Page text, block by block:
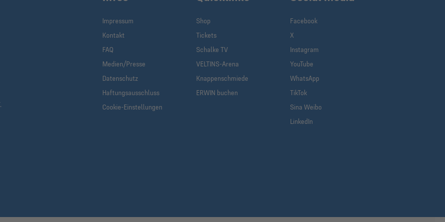
Impressum
Kontakt
FAQ
Medien/Presse
Datenschutz
Haftungsausschluss
Cookie-Einstellungen
Shop
Tickets
Schalke TV
VELTINS-Arena
Knappenschmiede
ERWIN buchen
Facebook
X
Instagram
YouTube
WhatsApp
TikTok
Sina Weibo
LinkedIn